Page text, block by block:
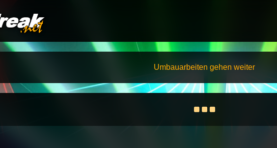
Umbauarbeiten gehen weiter